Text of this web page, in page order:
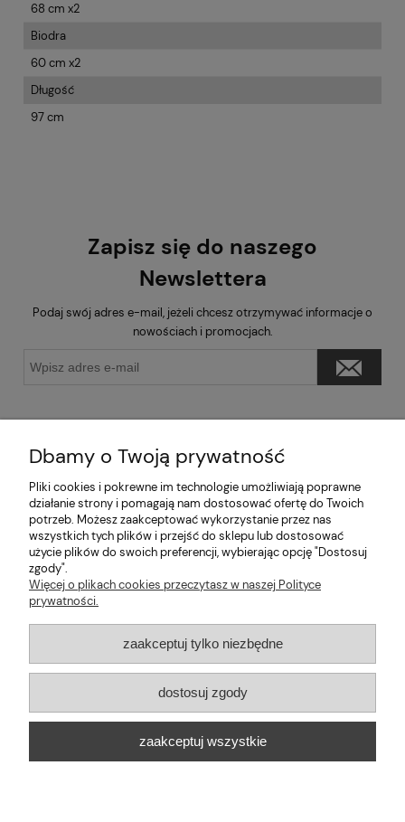
68 cm x2
Biodra
60 cm x2
Długość
97 cm
Zapisz się do naszego
Newslettera
Podaj swój adres e-mail, jeżeli chcesz otrzymywać informacje o
nowościach i promocjach.
Pomoc
Moje konto
Informacje
2026 © mabaje
Sklep internetowy Shoper Premium
Tel.:534736451| NIP: 6772370993 REGON:
122658200
Dbamy o Twoją prywatność
Pliki cookies i pokrewne im technologie umożliwiają poprawne
działanie strony i pomagają nam dostosować ofertę do Twoich
potrzeb. Możesz zaakceptować wykorzystanie przez nas
wszystkich tych plików i przejść do sklepu lub dostosować
użycie plików do swoich preferencji, wybierając opcję "Dostosuj
zgody".
Więcej o plikach cookies przeczytasz w naszej Polityce
prywatności.
zaakceptuj tylko niezbędne
dostosuj zgody
zaakceptuj wszystkie